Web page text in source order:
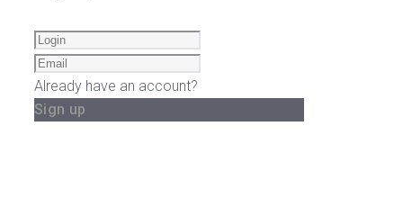
Already have an account?
Sign up